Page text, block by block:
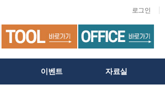
로그인
이벤트 자료실